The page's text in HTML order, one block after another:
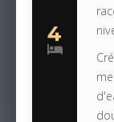
4